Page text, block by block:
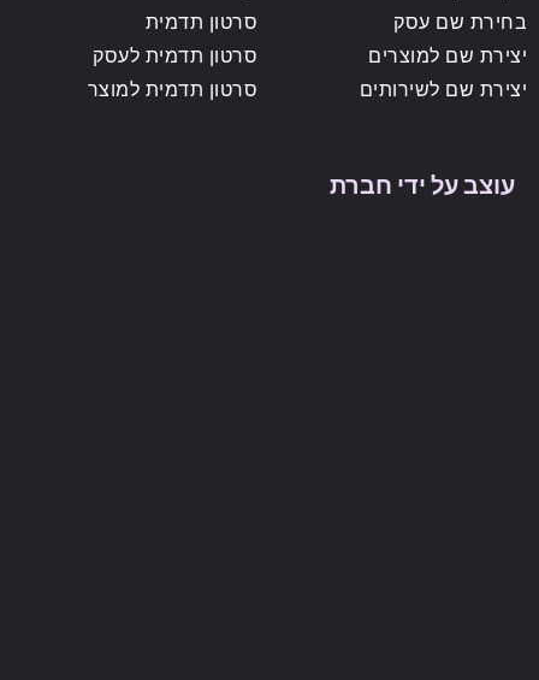
בחירת שם עסק
יצירת שם למוצרים
יצירת שם לשירותים
סרטון תדמית
סרטון תדמית לעסק
סרטון תדמית למוצר
עוצב על ידי חברת